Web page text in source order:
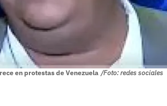
en protestas de Venezuela /Foto: redes sociales